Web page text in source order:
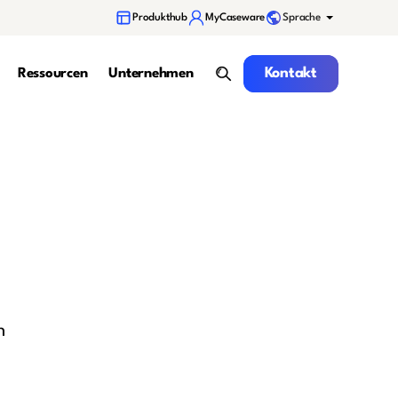
Produkthub MyCaseware Sprache
Ressourcen Unternehmen
Suche
Kontakt
Kontakt